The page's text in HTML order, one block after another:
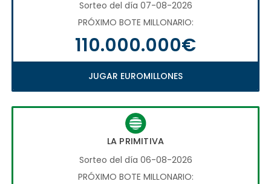
Sorteo del día 07-08-2026
PRÓXIMO BOTE MILLONARIO:
110.000.000€
JUGAR EUROMILLONES
LA PRIMITIVA
Sorteo del día 06-08-2026
PRÓXIMO BOTE MILLONARIO: